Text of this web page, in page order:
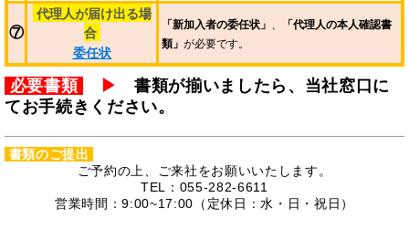
⑦
代理人が届け出る場
合
委任状
「新加入者の委任状」
「代理人の本人確認書
類」 が必要です。
必要書類 ▶
書類が揃いましたら、当社窓口に
てお手続きください。
書類のご提出
ご予約の上、ご来社をお願いいたします。
TEL：055-282-6611
営業時間：9:00~17:00（定休日：水・日・祝日）